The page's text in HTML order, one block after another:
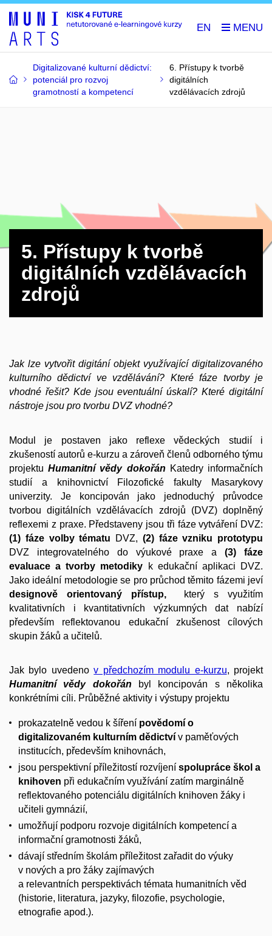
EN
Digitalizované kulturní dědictví:
potenciál pro rozvoj
gramotností a kompetencí
6. Přístupy k tvorbě
digitálních
vzdělávacích zdrojů
5. Přístupy k tvorbě
digitálních vzdělávacích
zdrojů
Jak lze vytvořit digitání objekt využívající digitalizovaného
kulturního dědictví ve vzdělávání? Které fáze tvorby je
vhodné řešit? Kde jsou eventuální úskalí? Které digitální
nástroje jsou pro tvorbu DVZ vhodné?
Modul je postaven jako reflexe vědeckých studií i
zkušeností autorů e-kurzu a zároveň členů odborného týmu
projektuHumanitní vědy dokořán Katedry informačních
studií a knihovnictví Filozofické fakulty Masarykovy
univerzity. Je koncipován jako jednoduchý průvodce
tvorbou digitálních vzdělávacích zdrojů (DVZ) doplněný
reflexemi z praxe. Představeny jsou tři fáze vytváření DVZ:
(1) fáze volby tématu DVZ, (2) fáze vzniku prototypu
DVZ integrovatelného do výukové praxe a(3) fáze
evaluace a tvorby metodiky k edukační aplikaci DVZ.
Jako ideální metodologie se pro průchod těmito fázemi jeví
designově orientovaný přístup, který s využitím
kvalitativních i kvantitativních výzkumných dat nabízí
především reflektovanou edukační zkušenost cílových
skupin žáků a učitelů.
Jak bylo uvedenov předchozím modulu e-kurzu, projekt
Humanitní vědy dokořán byl koncipován s několika
konkrétními cíli. Průběžné aktivity i výstupy projektu
prokazatelně vedou k šíření povědomí o
digitalizovaném kulturním dědictví v paměťových
institucích, především knihovnách,
jsou perspektivní příležitostí rozvíjení spolupráce škol a
knihoven při edukačním využívání zatím marginálně
reflektovaného potenciálu digitálních knihoven žáky i
učiteli gymnázií,
umožňují podporu rozvoje digitálních kompetencí a
informační gramotnosti žáků,
dávají středním školám příležitost zařadit do výuky
v nových a pro žáky zajímavých
a relevantních perspektivách témata humanitních věd
(historie, literatura, jazyky, filozofie, psychologie,
etnografie apod.).